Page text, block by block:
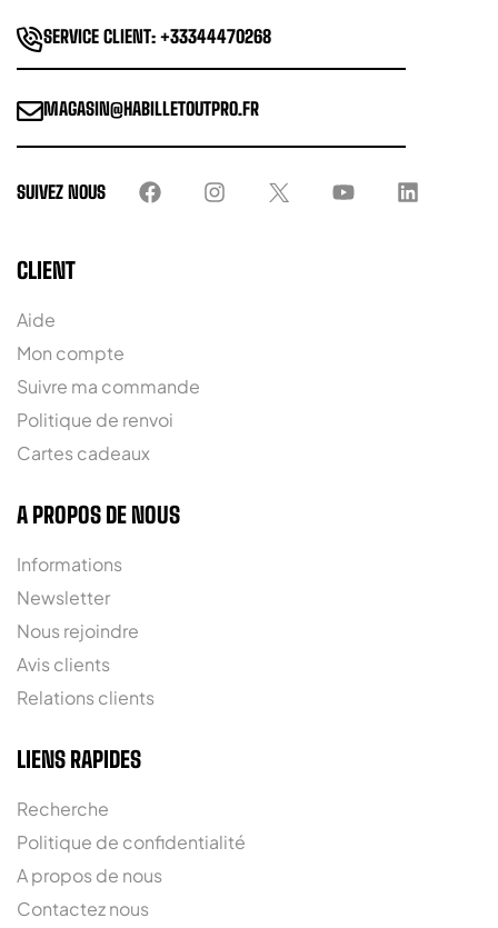
SERVICE CLIENT: +33344470268
MAGASIN@HABILLETOUTPRO.FR
SUIVEZ NOUS
CLIENT
Aide
Mon compte
Suivre ma commande
Politique de renvoi
Cartes cadeaux
A PROPOS DE NOUS
Informations
Newsletter
Nous rejoindre
Avis clients
Relations clients
LIENS RAPIDES
Recherche
Politique de confidentialité
A propos de nous
Contactez nous